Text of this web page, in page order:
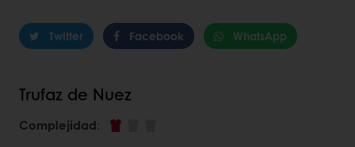
Twitter Facebook WhatsApp
Trufaz de Nuez
Complejidad: